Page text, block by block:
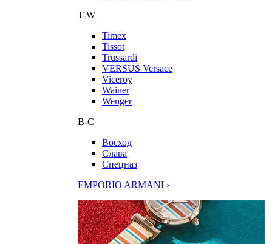
T-W
Timex
Tissot
Trussardi
VERSUS Versace
Viceroy
Wainer
Wenger
В-С
Восход
Слава
Спецназ
EMPORIO ARMANI ›